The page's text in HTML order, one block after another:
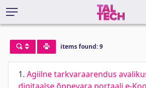
items found: 9
1. Agiilne tarkvaraarendus